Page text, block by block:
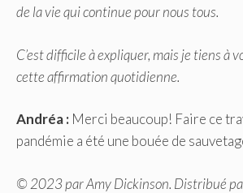
de la vie qui continue pour nous tous.
C’est difficile à expliquer, mais je tiens à
cette affirmation quotidienne.
Andréa : Merci beaucoup! Faire ce
pandémie a été une bouée de
© 2023 par Amy Dickinson. Distribué par